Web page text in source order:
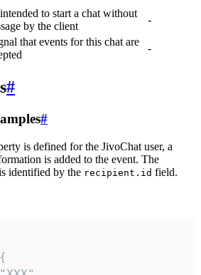
to start a chat without
by the client
-
that events for this chat are
-
#
#
is defined for the JivoChat user, a
is added to the event. The
identified by the recipient.id field.